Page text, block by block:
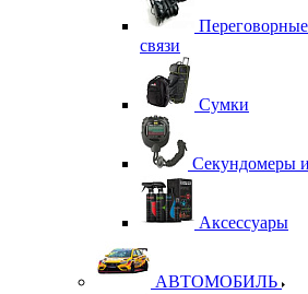
связи
Сумки
Секундомеры
Аксессуары
АВТОМОБИЛЬ